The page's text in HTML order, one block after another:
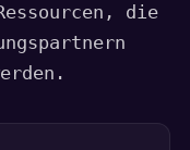
die